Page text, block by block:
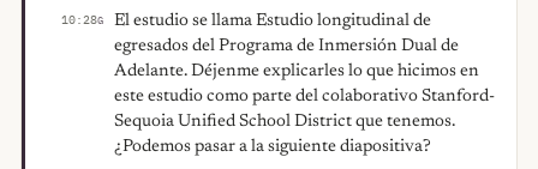
10:28G
El estudio se llama Estudio longitudinal de
egresados del Programa de Inmersión Dual de
Adelante. Déjenme explicarles lo que hicimos en
este estudio como parte del colaborativo Stanford-
Sequoia Unified School District que tenemos.
¿Podemos pasar a la siguiente diapositiva?